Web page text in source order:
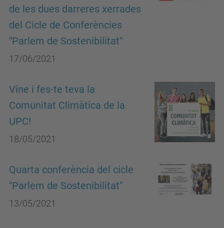
de les dues darreres xerrades
del Cicle de Conferències
"Parlem de Sostenibilitat"
17/06/2021
Vine i fes-te teva la
Comunitat Climàtica de la
UPC!
18/05/2021
Quarta conferència del cicle
"Parlem de Sostenibilitat"
13/05/2021